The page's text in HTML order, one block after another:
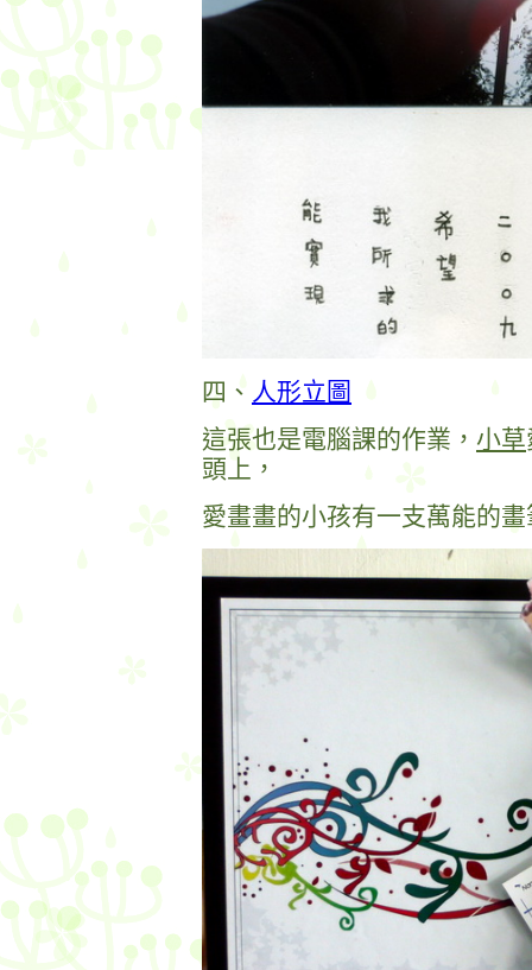
四、 人形立圖
這張也是電腦課的作業， 小草
頭上，
愛畫畫的小孩有一支萬能的